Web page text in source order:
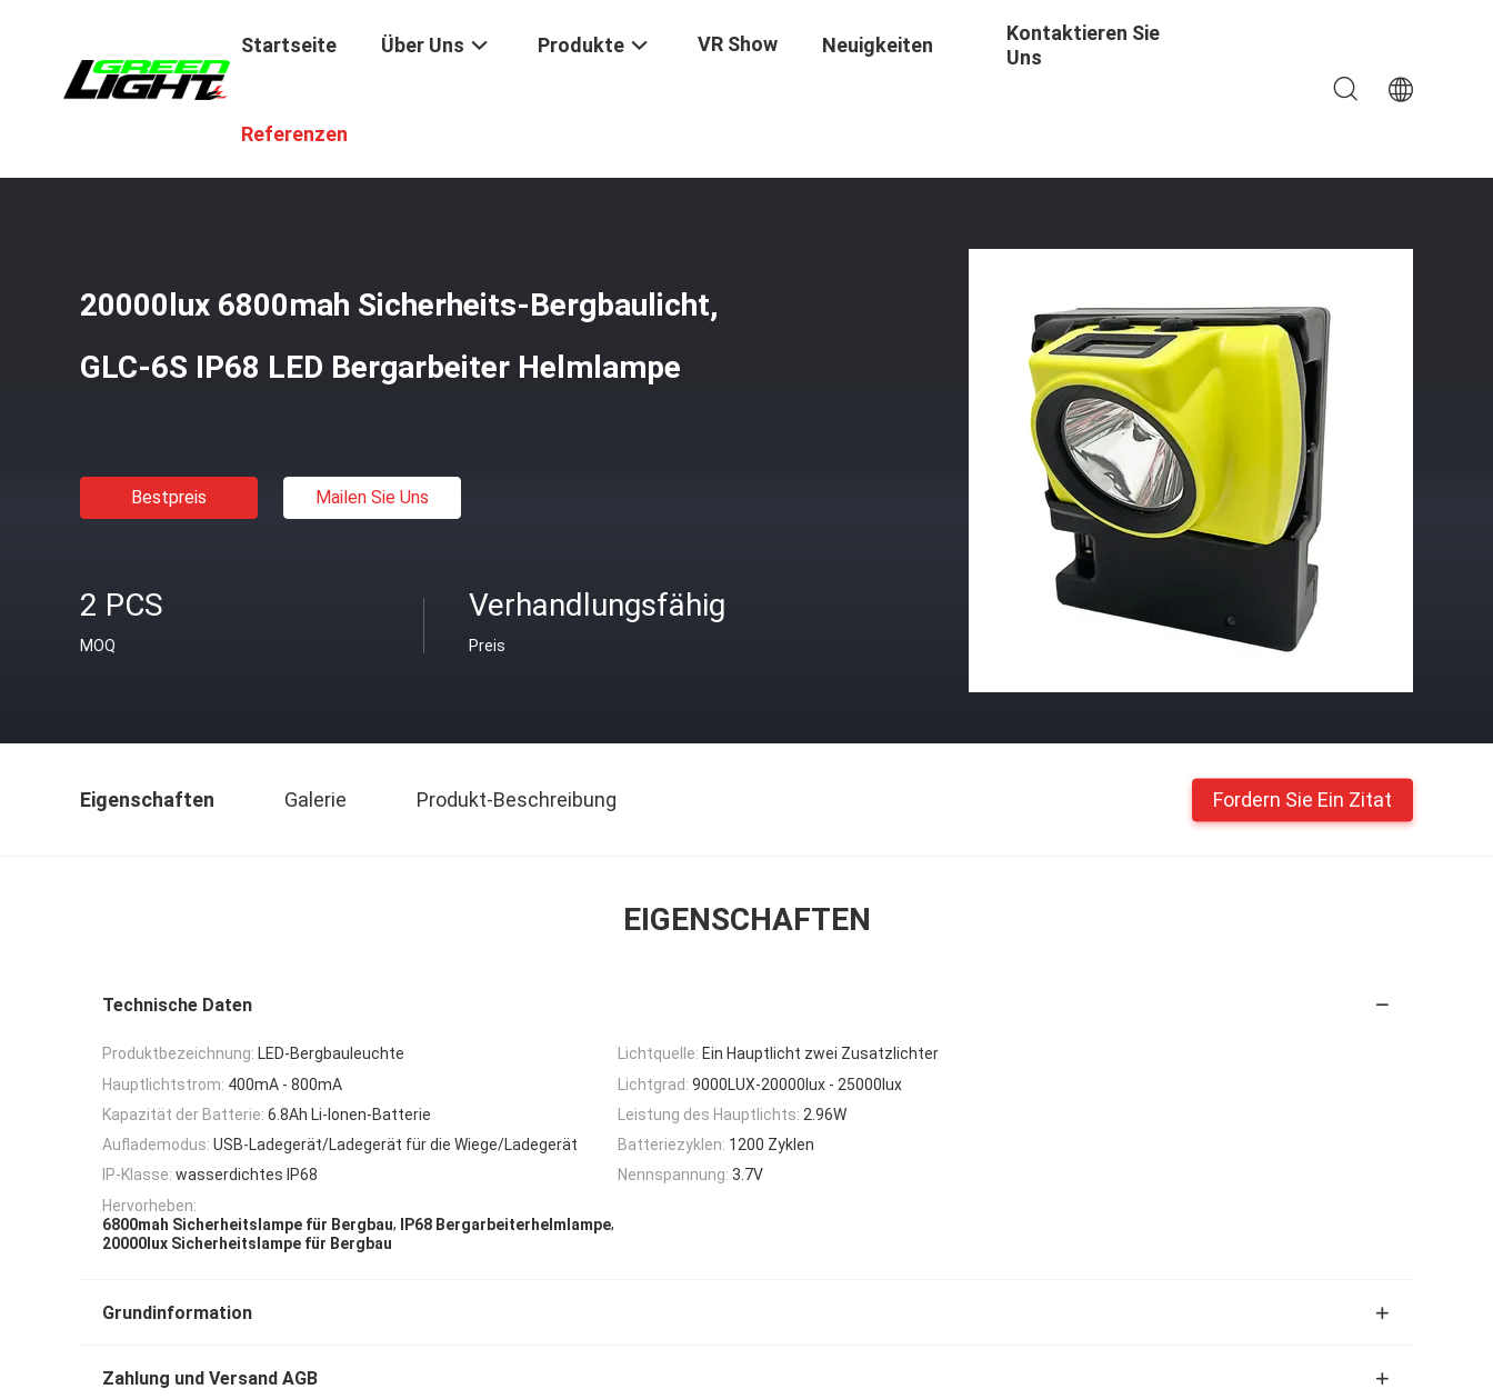
Startseite Über Uns Produkte VR Show Neuigkeiten
Kontaktieren Sie
Uns
Referenzen
20000lux 6800mah Sicherheits-Bergbaulicht,
GLC-6S IP68 LED Bergarbeiter Helmlampe
Bestpreis Mailen Sie Uns
2 PCS
MOQ
Verhandlungsfähig
Preis
Eigenschaften Galerie Produkt-Beschreibung Fordern Sie Ein Zitat
EIGENSCHAFTEN
Technische Daten
Produktbezeichnung: LED-Bergbauleuchte Lichtquelle: Ein Hauptlicht zwei Zusatzlichter
Hauptlichtstrom: 400mA - 800mA Lichtgrad: 9000LUX-20000lux - 25000lux
Kapazität der Batterie: 6.8Ah Li-Ionen-Batterie Leistung des Hauptlichts: 2.96W
Auflademodus: USB-Ladegerät/Ladegerät für die Wiege/Ladegerät Batteriezyklen: 1200 Zyklen
IP-Klasse: wasserdichtes IP68 Nennspannung: 3.7V
Hervorheben:
6800mah Sicherheitslampe für Bergbau, IP68 Bergarbeiterhelmlampe,
20000lux Sicherheitslampe für Bergbau
Grundinformation
Zahlung und Versand AGB